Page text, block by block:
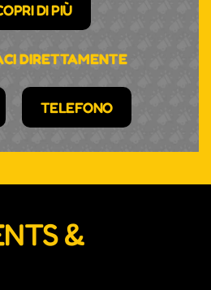
DI PIÙ
DIRETTAMENTE
TELEFONO
&